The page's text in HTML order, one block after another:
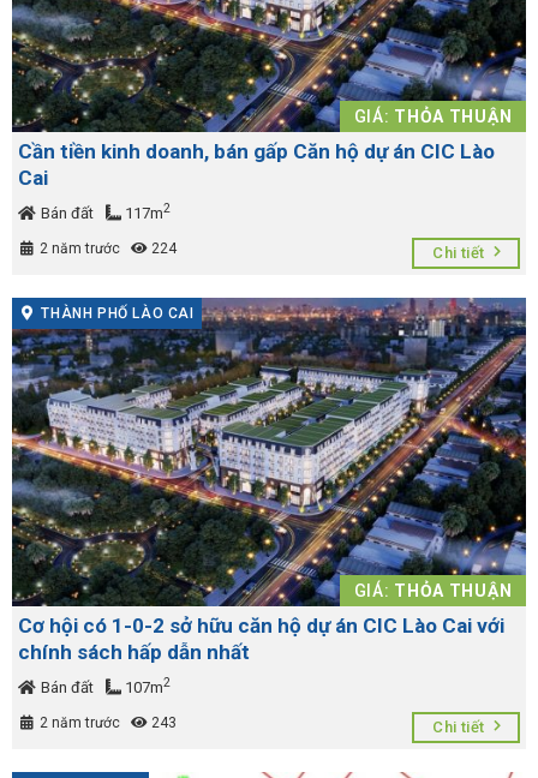
GIÁ: THỎA THUẬN
Cần tiền kinh doanh, bán gấp Căn hộ dự án CIC Lào
Cai
Bán đất 117m2
2 năm trước 224 Chi tiết
THÀNH PHỐ LÀO CAI
GIÁ: THỎA THUẬN
Cơ hội có 1-0-2 sở hữu căn hộ dự án CIC Lào Cai với
chính sách hấp dẫn nhất
Bán đất 107m2
2 năm trước 243 Chi tiết